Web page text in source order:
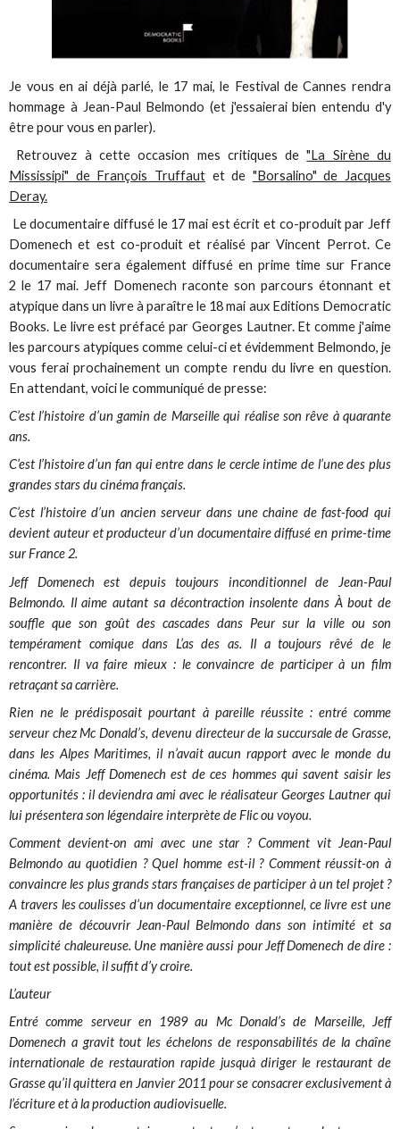
Je vous en ai déjà parlé, le 17 mai, le Festival de Cannes rendra
hommage à Jean-Paul Belmondo (et j'essaierai bien entendu d'y
être pour vous en parler).
Retrouvez à cette occasion mes critiques de"La Sirène du
Mississipi" de François Truffautet de "Borsalino" de Jacques
Deray.
Le documentaire diffusé le 17 mai est écrit et co-produit par Jeff
Domenech et est co-produit et réalisé par Vincent Perrot. Ce
documentaire sera également diffusé en prime time sur France
2 le 17 mai. Jeff Domenech raconte son parcours étonnant et
atypique dans un livre à paraître le 18 mai aux Editions Democratic
Books. Le livre est préfacé par Georges Lautner. Et comme j'aime
les parcours atypiques comme celui-ci et évidemment Belmondo, je
vous ferai prochainement un compte rendu du livre en question.
En attendant, voici le communiqué de presse:
C’est l’histoire d’un gamin de Marseille qui réalise son rêve à quarante
ans.
C’est l’histoire d’un fan qui entre dans le cercle intime de l’une des plus
grandes stars du cinéma français.
C’est l’histoire d’un ancien serveur dans une chaine de fast-food qui
devient auteur et produc­teur d’un documentaire diffusé en prime-time
sur France 2.
Jeff Domenech est depuis toujours incondition­nel de Jean-Paul
Belmondo. Il aime autant sa décontraction insolente dans À bout de
souffle que son goût des cascades dans Peur sur la ville ou son
tempérament comique dans L’as des as. Il a toujours rêvé de le
rencontrer. Il va faire mieux : le convaincre de participer à un film
retraçant sa carrière.
Rien ne le prédisposait pourtant à pareille réussite : entré comme
serveur chez Mc Donald’s, devenu directeur de la succursale de Grasse,
dans les Alpes Maritimes, il n’avait aucun rapport avec le monde du
cinéma. Mais Jeff Domenech est de ces hommes qui savent saisir les
opportunités : il deviendra ami avec le réalisateur Georges Lautner qui
lui présentera son légendaire interprète de Flic ou voyou.
Comment devient-on ami avec une star ? Comment vit Jean-Paul
Belmondo au quotidien ? Quel homme est-il ? Comment réussit-on à
convaincre les plus grands stars françaises de participer à un tel projet ?
A travers les coulisses d’un documentaire exceptionnel, ce livre est une
manière de découvrir Jean-Paul Belmondo dans son intimité et sa
simplicité chaleureuse. Une manière aussi pour Jeff Domenech de dire :
tout est possible, il suffit d’y croire.
L’auteur
Entré comme serveur en 1989 au Mc Donald’s de Marseille, Jeff
Domenech a gravit tout les échelons de responsabilités de la chaîne
internationale de restauration rapide jusquà diriger le restaurant de
Grasse qu’il quittera en Janvier 2011 pour se consacrer exclusivement à
l’écriture et à la production audiovisuelle.